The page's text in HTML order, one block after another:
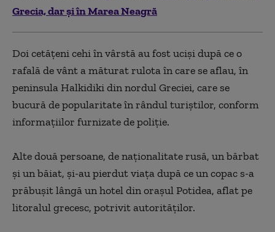
Grecia, dar și în Marea Neagră
Doi cetăţeni cehi în vârstă au fost ucişi după ce o
rafală de vânt a măturat rulota în care se aflau, în
peninsula Halkidiki din nordul Greciei, care se
bucură de popularitate în rândul turiştilor, conform
informaţiilor furnizate de poliţie.
Alte două persoane, de naţionalitate rusă, un bărbat
şi un băiat, şi-au pierdut viaţa după ce un copac s-a
prăbuşit lângă un hotel din oraşul Potidea, aflat pe
litoralul grecesc, potrivit autorităţilor.